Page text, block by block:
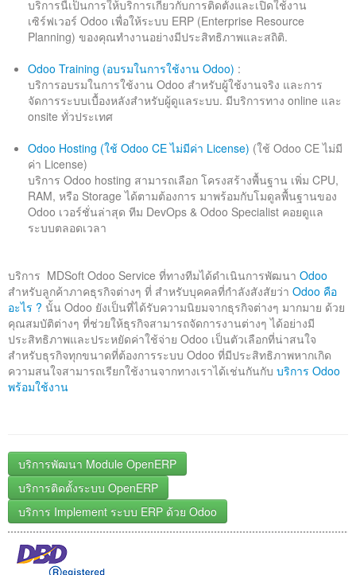
บริการนี้เป็นการให้บริการเกี่ยวกับการติดตั้งและเปิดใช้งาน
เซิร์ฟเวอร์ Odoo เพื่อให้ระบบ ERP (Enterprise Resource
Planning) ของคุณทำงานอย่างมีประสิทธิภาพและสถิติ.
Odoo Training (อบรมในการใช้งาน Odoo) :
บริการอบรมในการใช้งาน Odoo สำหรับผู้ใช้งานจริง และการ
จัดการระบบเบื้องหลังสำหรับผู้ดูแลระบบ. มีบริการทาง online และ
onsite ทั่วประเทศ
Odoo Hosting (ใช้ Odoo CE ไม่มีค่า License) (ใช้ Odoo CE ไม่มี
ค่า License)
บริการ Odoo hosting สามารถเลือก โครงสร้างพื้นฐาน เพิ่ม CPU,
RAM, หรือ Storage ได้ตามต้องการ มาพร้อมกับโมดูลพื้นฐานของ
Odoo เวอร์ชั่นล่าสุด ทีม DevOps & Odoo Specialist คอยดูแล
ระบบตลอดเวลา
บริการ MDSoft Odoo Service ที่ทางทีมได้ดำเนินการพัฒนา Odoo
สำหรับลูกค้าภาคธุรกิจต่างๆ ที่ สำหรับบุคคลที่กำลังสังสัยว่า Odoo คือ
อะไร ? นั้น Odoo ยังเป็นที่ได้รับความนิยมจากธุรกิจต่างๆ มากมาย ด้วย
คุณสมบัติต่างๆ ที่ช่วยให้ธุรกิจสามารถจัดการงานต่างๆ ได้อย่างมี
ประสิทธิภาพและประหยัดค่าใช้จ่าย Odoo เป็นตัวเลือกที่น่าสนใจ
สำหรับธุรกิจทุกขนาดที่ต้องการระบบ Odoo ที่มีประสิทธิภาพหากเกิด
ความสนใจสามารถเรียกใช้งานจากทางเราได้เช่นกันกับ บริการ Odoo
พร้อมใช้งาน
บริการพัฒนา Module OpenERP
บริการติดตั้งระบบ OpenERP
บริการ Implement ระบบ ERP ด้วย Odoo